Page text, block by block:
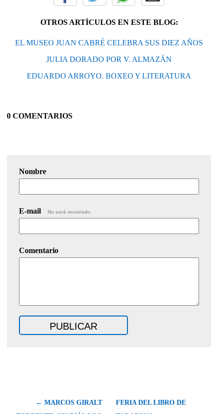
OTROS ARTÍCULOS EN ESTE BLOG:
EL MUSEO JUAN CABRÉ CELEBRA SUS DIEZ AÑOS
JULIA DORADO POR V. ALMAZÁN
EDUARDO ARROYO. BOXEO Y LITERATURA
0 COMENTARIOS
Nombre
E-mail No será mostrado.
Comentario
← MARCOS GIRALT
FERIA DEL LIBRO DE